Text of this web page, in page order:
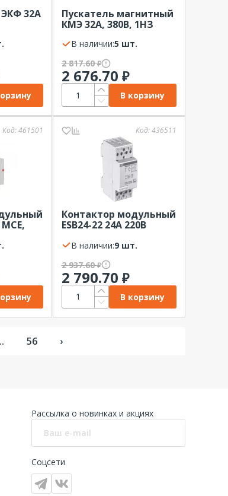
32А
Пускатель магнитный
КМЭ 32А, 380В, 1НЗ
В наличии:
5 шт.
2 817.60₽
2 676.70 ₽
В корзину
Код:461501 Код:436511
Контактор модульный
ESB24-22 24А 220В
В наличии:
9 шт.
2 937.60₽
2 790.70 ₽
В корзину
56 ›
Рассылка о новинках и акциях
Соцсети